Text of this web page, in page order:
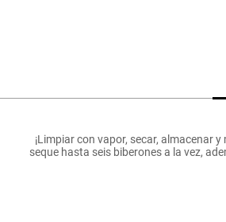
¡Limpiar con vapor, secar, almacenar
seque hasta seis biberones a la vez,